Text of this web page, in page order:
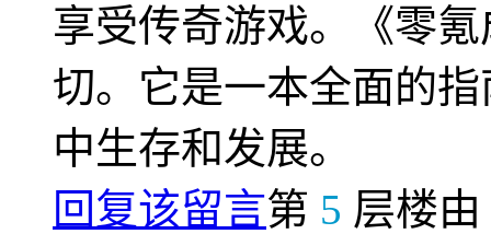
享受传奇游戏。《零
切。它是一本全面的
中生存和发展。
回复该留言第 5 层楼由